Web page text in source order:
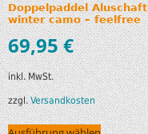
Doppelpaddel Aluschaft
winter camo – feelfree
69,95€
inkl. MwSt.
zzgl.Versandkosten